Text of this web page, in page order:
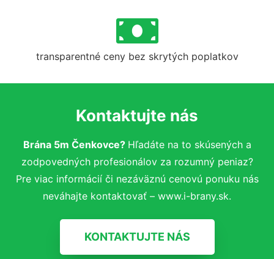
transparentné ceny bez skrytých poplatkov
Kontaktujte nás
Brána 5m Čenkovce? Hľadáte na to skúsených a
zodpovedných profesionálov za rozumný peniaz?
Pre viac informácií či nezáväznú cenovú ponuku nás
neváhajte kontaktovať – www.i-brany.sk.
KONTAKTUJTE NÁS